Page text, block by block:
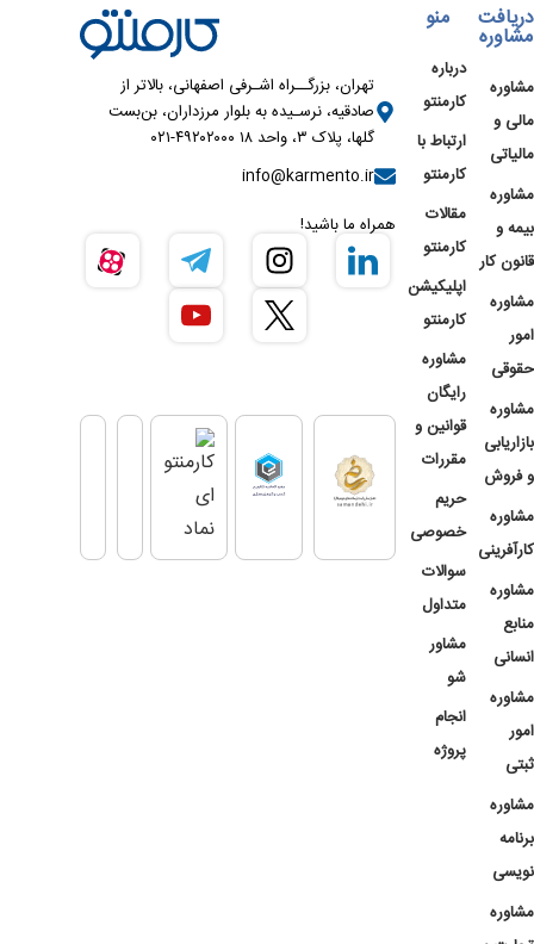
دریافت
مشاوره
مشاوره
مالی و
مالیاتی
مشاوره
بیمه و
قانون کار
مشاوره
امور
حقوقی
مشاوره
بازاریابی
و فروش
مشاوره
کارآفرینی
مشاوره
منابع
انسانی
مشاوره
امور
ثبتی
مشاوره
برنامه
نویسی
مشاوره
منو
درباره
کارمنتو
ارتباط با
کارمنتو
مقالات
کارمنتو
اپلیکیشن
کارمنتو
مشاوره
رایگان
قوانین و
مقررات
حریم
خصوصی
سوالات
متداول
مشاور
شو
انجام
پروژه
تهران، بزرگــراه اشـرفی اصفهانی، بالاتر از
صادقیه، نرسـیده به بلوار مرزداران، بن‌بست
گلها، پلاک ۳، واحد ۱۸ ۴۹۲۰۲۰۰۰-۰۲۱
info@karmento.ir
همراه ما باشید!